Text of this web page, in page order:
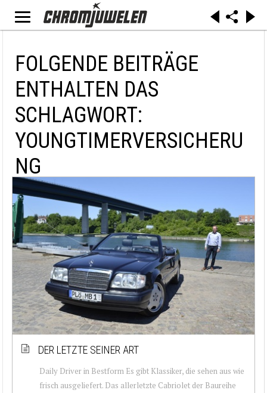
FOLGENDE BEITRÄGE
ENTHALTEN DAS
SCHLAGWORT:
YOUNGTIMERVERSICHERU
NG
DER LETZTE SEINER ART
Daily Driver in Bestform Es gibt Klassiker, die sehen aus wie
frisch ausgeliefert. Das allerletzte Cabriolet der Baureihe